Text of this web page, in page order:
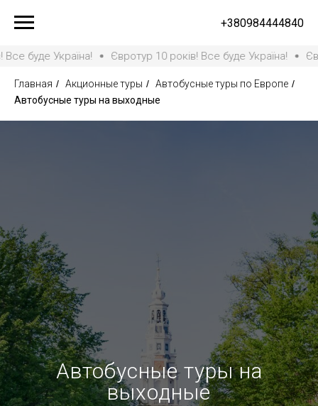
+380984444840
Україна! Євротур 10 років! Все буде Україна! Євротур
Главная / Акционные туры / Автобусные туры по Европе /
Автобусные туры на выходные
Автобусные туры на
выходные